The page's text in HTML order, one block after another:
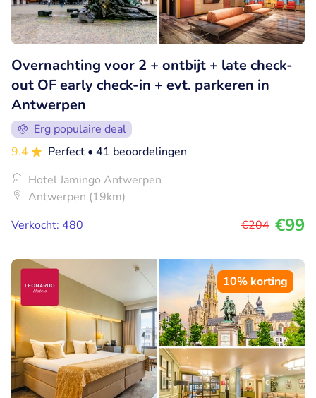
Overnachting voor 2 + ontbijt + late check-
out OF early check-in + evt. parkeren in
Antwerpen
Erg populaire deal
9.4
Perfect • 41 beoordelingen
Hotel Jamingo Antwerpen
Antwerpen (19km)
Verkocht: 480
€204 €99
10% korting